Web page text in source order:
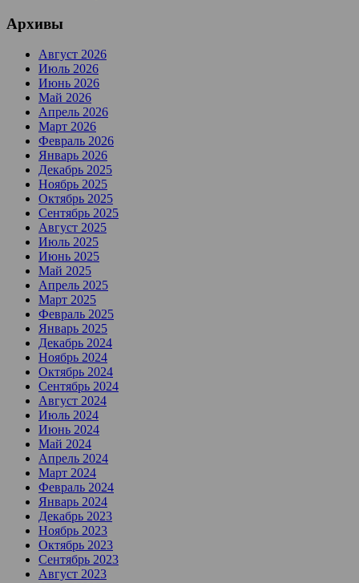
Архивы
Август 2026
Июль 2026
Июнь 2026
Май 2026
Апрель 2026
Март 2026
Февраль 2026
Январь 2026
Декабрь 2025
Ноябрь 2025
Октябрь 2025
Сентябрь 2025
Август 2025
Июль 2025
Июнь 2025
Май 2025
Апрель 2025
Март 2025
Февраль 2025
Январь 2025
Декабрь 2024
Ноябрь 2024
Октябрь 2024
Сентябрь 2024
Август 2024
Июль 2024
Июнь 2024
Май 2024
Апрель 2024
Март 2024
Февраль 2024
Январь 2024
Декабрь 2023
Ноябрь 2023
Октябрь 2023
Сентябрь 2023
Август 2023